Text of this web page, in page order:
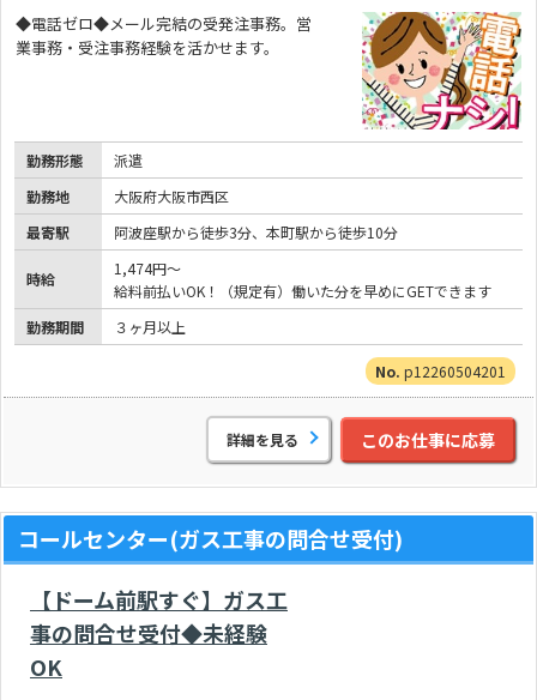
◆電話ゼロ◆メール完結の受発注事務。営
業事務・受注事務経験を活かせます。
勤務形態
派遣
勤務地
大阪府大阪市西区
最寄駅
阿波座駅から徒歩3分、本町駅から徒歩10分
時給
1,474円～
給料前払いOK！（規定有）働いた分を早めにGETできます
勤務期間
３ヶ月以上
p12260504201
詳細を見る このお仕事に応募
コールセンター(ガス工事の問合せ受付)
【ドーム前駅すぐ】ガス工
事の問合せ受付◆未経験
OK